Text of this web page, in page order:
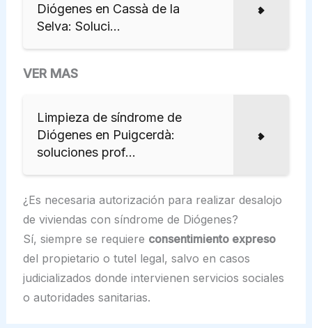
Diógenes en Cassà de la
Selva: Soluci...
VER MAS
Limpieza de síndrome de
Diógenes en Puigcerdà:
soluciones prof...
¿Es necesaria autorización para realizar desalojo
de viviendas con síndrome de Diógenes?
Sí, siempre se requiere consentimiento expreso
del propietario o tutel legal, salvo en casos
judicializados donde intervienen servicios sociales
o autoridades sanitarias.